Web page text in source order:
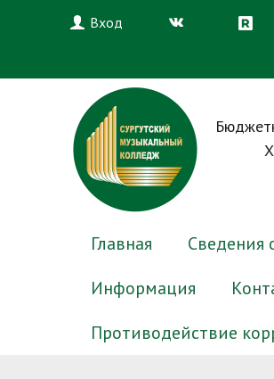
Вход
Главная Сведения
Информация
Противодействие